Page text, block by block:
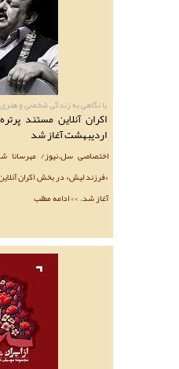
با نگاهی به زندگی شخصی و
اکران آنلاین مستند
اردیبهشت آغاز شد
اختصاصی سل.نیوز/ مهرسانا
«فرزند لیش» در بخش اکران
آغاز شد. >> ادامه مطلب